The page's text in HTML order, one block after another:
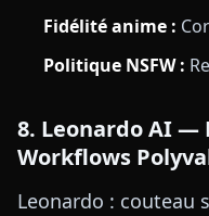
Fidélité anime :
Politique NSFW :
8. Leonardo AI
Workflows
Leonardo : couteau